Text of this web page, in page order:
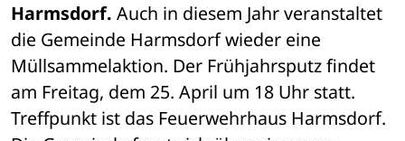
Harmsdorf. Auch in diesem Jahr veranstaltet
die Gemeinde Harmsdorf wieder eine
Müllsammelaktion. Der Frühjahrsputz findet
am Freitag, dem 25. April um 18 Uhr statt.
Treffpunkt ist das Feuerwehrhaus Harmsdorf.